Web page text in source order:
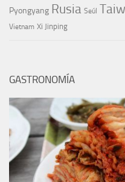
Pyongyang Rusia Seúl
Vietnam Xi Jinping
GASTRONOMÍA